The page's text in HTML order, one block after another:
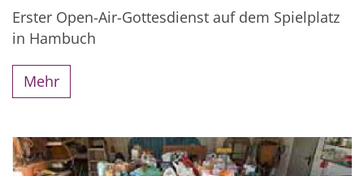
Erster Open-Air-Gottesdienst auf dem Spielplatz
in Hambuch
Mehr